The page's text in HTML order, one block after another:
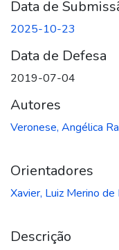
Data de
2025-10-23
Data de Defesa
2019-07-04
Autores
Veronese, Angélica
Orientadores
Xavier, Luiz Merino de
Descrição